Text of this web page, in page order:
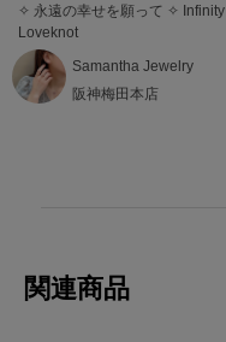
✧ 永遠の幸せを願って ✧ Infinity
Loveknot
Samantha Jewelry
阪神梅田本店
関連商品